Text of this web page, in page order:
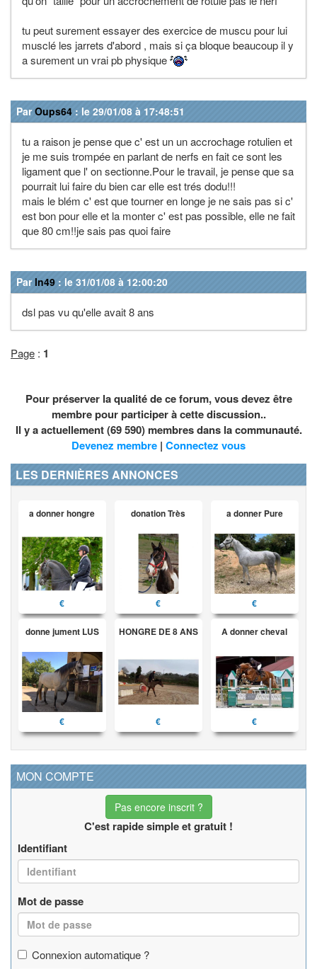
tu peut surement essayer des exercice de muscu pour lui
musclé les jarrets d'abord , mais si ça bloque beaucoup il y
a surement un vrai pb physique
ParOups64 : le 29/01/08 à 17:48:51
tu a raison je pense que c' est un un accrochage rotulien et
je me suis trompée en parlant de nerfs en fait ce sont les
ligament que l' on sectionne.Pour le travail, je pense que sa
pourrait lui faire du bien car elle est trés dodu!!!
mais le blém c' est que tourner en longe je ne sais pas si c'
est bon pour elle et la monter c' est pas possible, elle ne fait
que 80 cm!!je sais pas quoi faire
Par ln49 : le 31/01/08 à 12:00:20
dsl pas vu qu'elle avait 8 ans
Page : 1
Pour préserver la qualité de ce forum, vous devez être
membre pour participer à cette discussion..
Il y a actuellement (69 590) membres dans la communauté.
Devenez membre | Connectez vous
LES DERNIÈRES ANNONCES
a donner hongre
€
donation Très
€
a donner Pure
€
donne jument LUS
€
HONGRE DE 8 ANS
€
A donner cheval
€
MON COMPTE
Pas encore inscrit ?
C'est rapide simple et gratuit !
Identifiant
Mot de passe
Connexion automatique ?